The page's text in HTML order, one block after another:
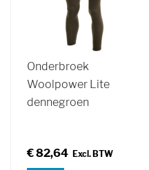
Onderbroek
Woolpower Lite
dennegroen
€ 82,64